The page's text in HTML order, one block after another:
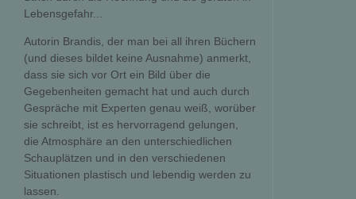
Lebensgefahr...
Autorin Brandis, der man bei all ihren Büchern
(und dieses bildet keine Ausnahme) anmerkt,
dass sie sich vor Ort ein Bild über die
Gegebenheiten gemacht hat und auch durch
Gespräche mit Experten genau weiß, worüber
sie schreibt, ist es hervorragend gelungen,
die Atmosphäre an den unterschiedlichen
Schauplätzen und in den verschiedenen
Situationen plastisch und lebendig werden zu
lassen.